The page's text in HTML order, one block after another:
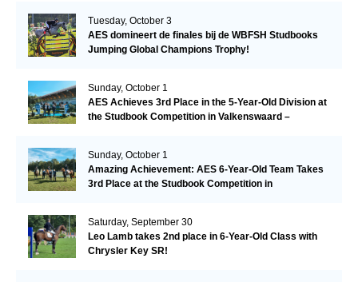
Tuesday, October 3
AES domineert de finales bij de WBFSH Studbooks
Jumping Global Champions Trophy!
Sunday, October 1
AES Achieves 3rd Place in the 5-Year-Old Division at
the Studbook Competition in Valkenswaard –
Sunday, October 1
Amazing Achievement: AES 6-Year-Old Team Takes
3rd Place at the Studbook Competition in
Saturday, September 30
Leo Lamb takes 2nd place in 6-Year-Old Class with
Chrysler Key SR!